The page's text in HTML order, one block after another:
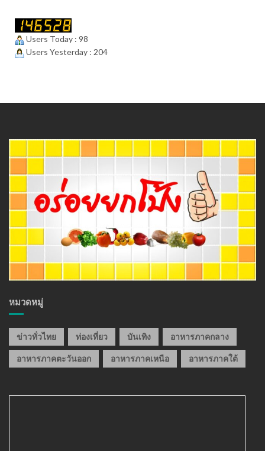
Users Today : 98
Users Yesterday : 204
หมวดหมู่
ข่าวทั่วไทย ท่องเที่ยว บันเทิง อาหารภาคกลาง
อาหารภาคตะวันออก อาหารภาคเหนือ อาหารภาคใต้